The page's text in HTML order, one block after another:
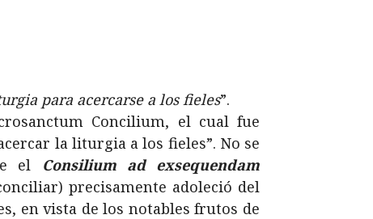
para acercarse a los fieles”.
Concilium, el cual fue
la liturgia a los fieles”. No se
el Consilium ad exsequendam
precisamente adoleció del
en vista de los notables frutos de